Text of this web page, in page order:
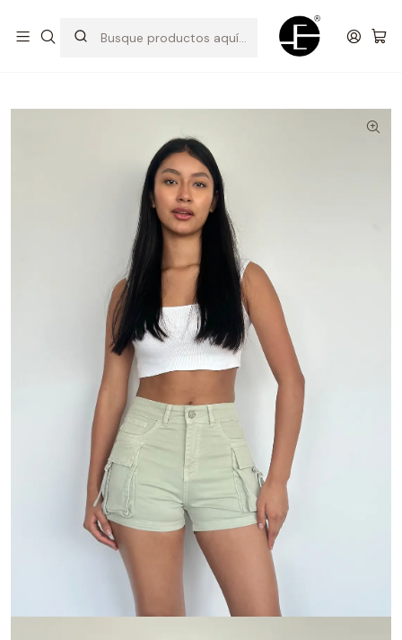
Prendas cómodas y exclusivas para renovar tu estilo
Short Cargo - Verde Pastel